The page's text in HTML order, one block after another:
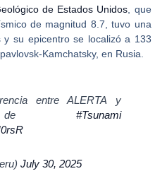
de Estados Unidos , que
de magnitud 8.7, tuvo una
y su epicentro se localizó a 133
Kamchatsky, en Rusia.
entre ALERTA y
de #Tsunami
July 30, 2025